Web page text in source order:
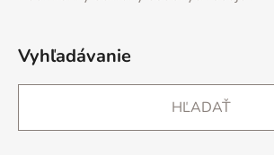
Vyhľadávanie
HĽADAŤ